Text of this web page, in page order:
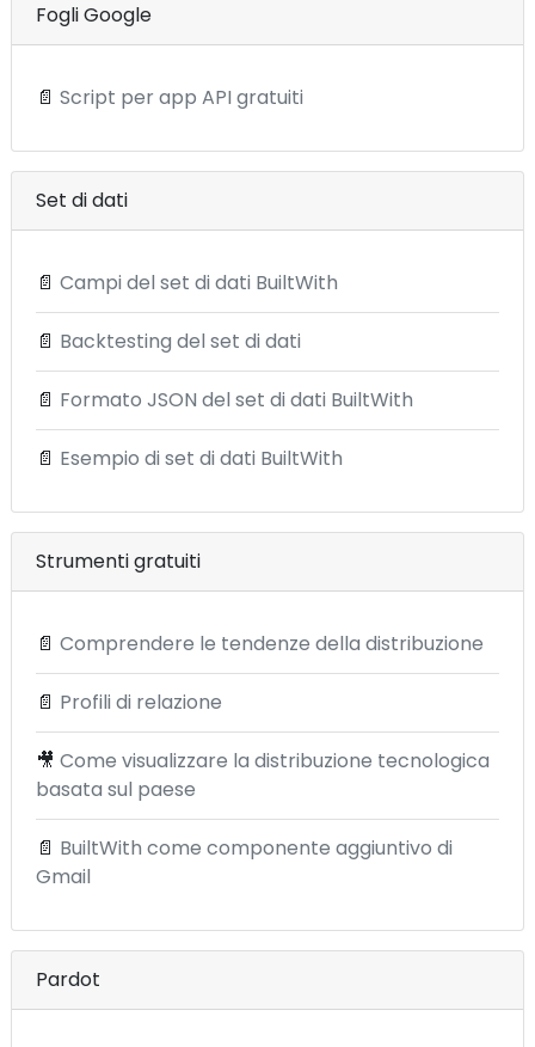
Fogli Google
📄 Script per app API gratuiti
Set di dati
📄 Campi del set di dati BuiltWith
📄 Backtesting del set di dati
📄 Formato JSON del set di dati BuiltWith
📄 Esempio di set di dati BuiltWith
Strumenti gratuiti
📄 Comprendere le tendenze della distribuzione
📄 Profili di relazione
🎥 Come visualizzare la distribuzione tecnologica
basata sul paese
📄 BuiltWith come componente aggiuntivo di
Gmail
Pardot